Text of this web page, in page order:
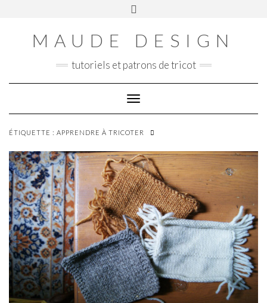
MAUDE DESIGN
tutoriels et patrons de tricot
Toggle Navigation
ÉTIQUETTE : APPRENDRE À TRICOTER